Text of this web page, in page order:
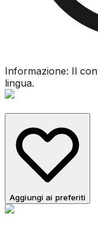
Informazione: Il
lingua.
Aggiungi ai preferiti